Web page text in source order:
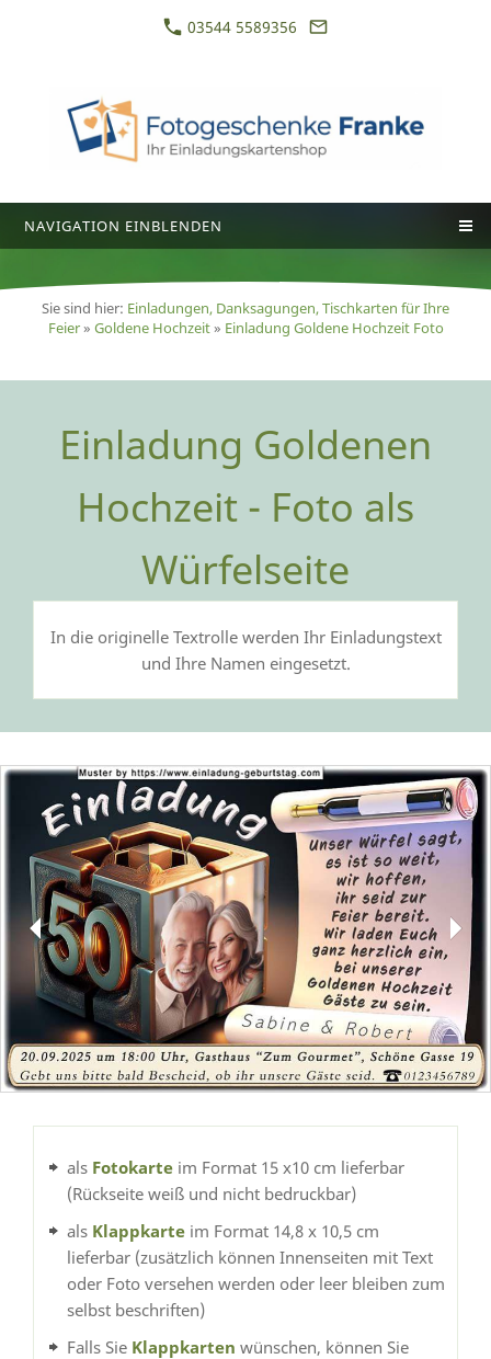
03544 5589356
NAVIGATION EINBLENDEN
Sie sind hier: Einladungen, Danksagungen, Tischkarten für Ihre
Feier» Goldene Hochzeit» Einladung Goldene Hochzeit Foto
Einladung Goldenen
Hochzeit - Foto als
Würfelseite
In die originelle Textrolle werden Ihr Einladungstext
und Ihre Namen eingesetzt.
als Fotokarte im Format 15 x10 cm lieferbar
(Rückseite weiß und nicht bedruckbar)
als Klappkarte im Format 14,8 x 10,5 cm
lieferbar (zusätzlich können Innenseiten mit Text
oder Foto versehen werden oder leer bleiben zum
selbst beschriften)
Falls Sie Klappkarten wünschen, können Sie